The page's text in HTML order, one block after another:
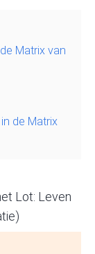
Matrix van
de Matrix
Lot: Leven